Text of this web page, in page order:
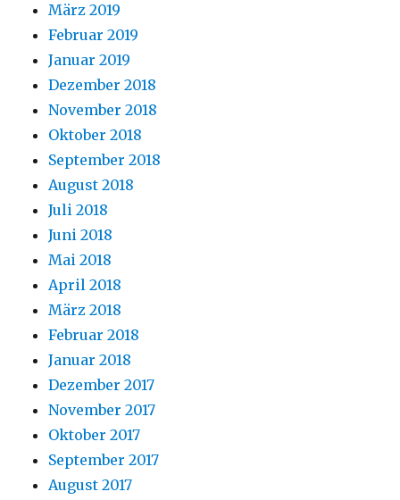
März 2019
Februar 2019
Januar 2019
Dezember 2018
November 2018
Oktober 2018
September 2018
August 2018
Juli 2018
Juni 2018
Mai 2018
April 2018
März 2018
Februar 2018
Januar 2018
Dezember 2017
November 2017
Oktober 2017
September 2017
August 2017